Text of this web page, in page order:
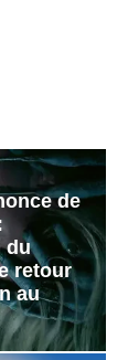
de
du
retour
au